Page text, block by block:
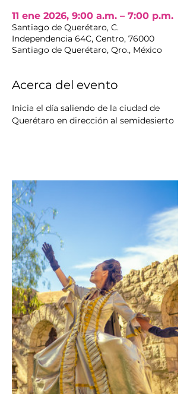
11 ene 2026, 9:00 a.m. – 7:00 p.m.
Santiago de Querétaro, C.
Independencia 64C, Centro, 76000
Santiago de Querétaro, Qro., México
Acerca del evento
Inicia el día saliendo de la ciudad de
Querétaro en dirección al semidesierto